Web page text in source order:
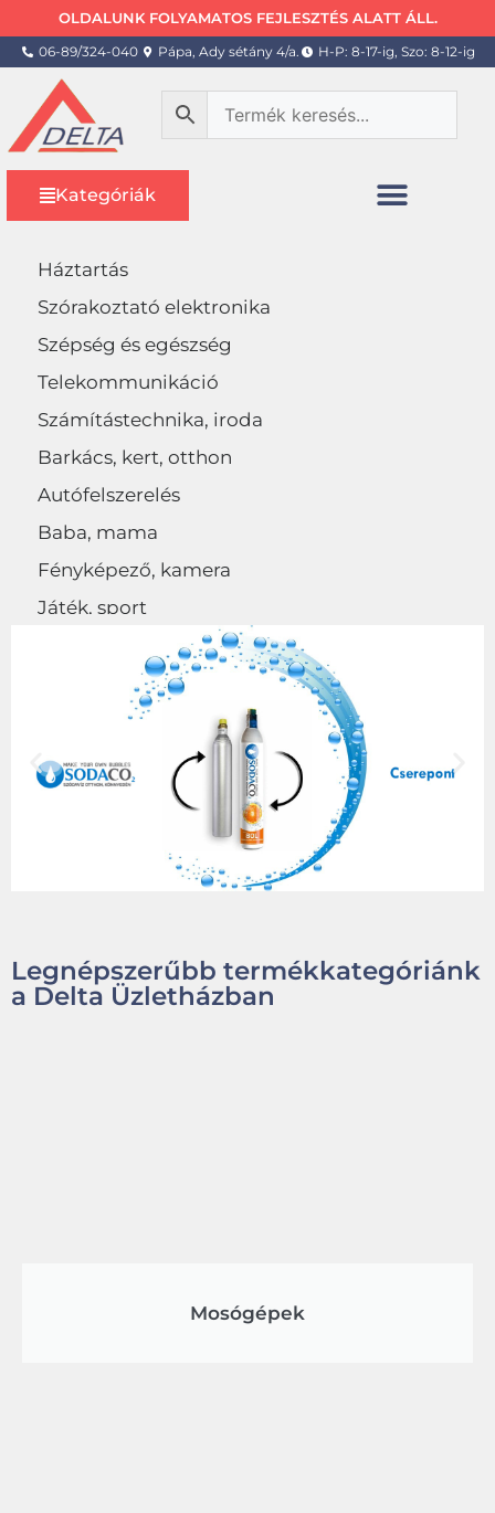
OLDALUNK FOLYAMATOS FEJLESZTÉS ALATT ÁLL.
06-89/324-040 Pápa, Ady sétány 4/a. H-P: 8-17-ig, Szo: 8-12-ig
Kategóriák
Háztartás
Szórakoztató elektronika
Szépség és egészség
Telekommunikáció
Számítástechnika, iroda
Barkács, kert, otthon
Autófelszerelés
Baba, mama
Fényképező, kamera
Játék, sport
Legnépszerűbb termékkategóriánk
a Delta Üzletházban
Mosógépek